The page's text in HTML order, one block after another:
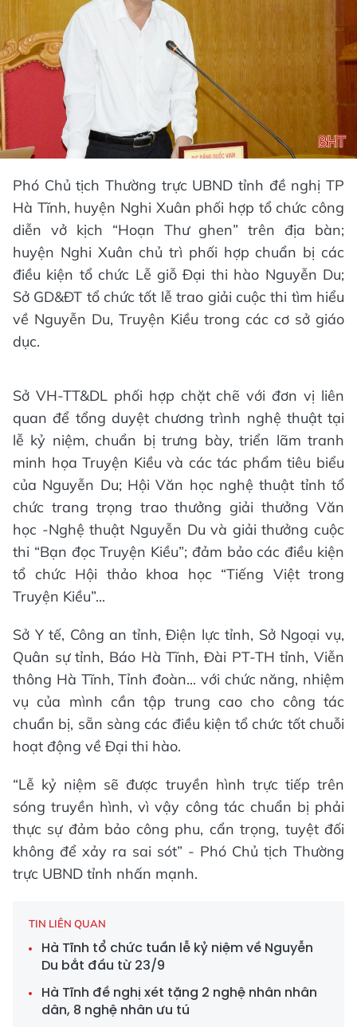
Phó Chủ tịch Thường trực UBND tỉnh đề nghị TP
Hà Tĩnh, huyện Nghi Xuân phối hợp tổ chức công
diễn vở kịch “Hoạn Thư ghen” trên địa bàn;
huyện Nghi Xuân chủ trì phối hợp chuẩn bị các
điều kiện tổ chức Lễ giỗ Đại thi hào Nguyễn Du;
Sở GD&ĐT tổ chức tốt lễ trao giải cuộc thi tìm hiểu
về Nguyễn Du, Truyện Kiều trong các cơ sở giáo
dục.
Sở VH-TT&DL phối hợp chặt chẽ với đơn vị liên
quan để tổng duyệt chương trình nghệ thuật tại
lễ kỷ niệm, chuẩn bị trưng bày, triển lãm tranh
minh họa Truyện Kiều và các tác phẩm tiêu biểu
của Nguyễn Du; Hội Văn học nghệ thuật tỉnh tổ
chức trang trọng trao thưởng giải thưởng Văn
học -Nghệ thuật Nguyễn Du và giải thưởng cuộc
thi “Bạn đọc Truyện Kiều”; đảm bảo các điều kiện
tổ chức Hội thảo khoa học “Tiếng Việt trong
Truyện Kiều”...
Sở Y tế, Công an tỉnh, Điện lực tỉnh, Sở Ngoại vụ,
Quân sự tỉnh, Báo Hà Tĩnh, Đài PT-TH tỉnh, Viễn
thông Hà Tĩnh, Tỉnh đoàn... với chức năng, nhiệm
vụ của mình cần tập trung cao cho công tác
chuẩn bị, sẵn sàng các điều kiện tổ chức tốt chuỗi
hoạt động về Đại thi hào.
“Lễ kỷ niệm sẽ được truyền hình trực tiếp trên
sóng truyền hình, vì vậy công tác chuẩn bị phải
thực sự đảm bảo công phu, cẩn trọng, tuyệt đối
không để xảy ra sai sót” - Phó Chủ tịch Thường
trực UBND tỉnh nhấn mạnh.
TIN LIÊN QUAN
Hà Tĩnh tổ chức tuần lễ kỷ niệm về Nguyễn
Du bắt đầu từ 23/9
Hà Tĩnh đề nghị xét tặng 2 nghệ nhân nhân
dân, 8 nghệ nhân ưu tú